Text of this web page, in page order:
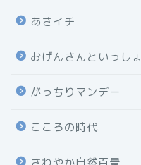
あさイチ
おげんさんといっしょ
がっちりマンデー
こころの時代